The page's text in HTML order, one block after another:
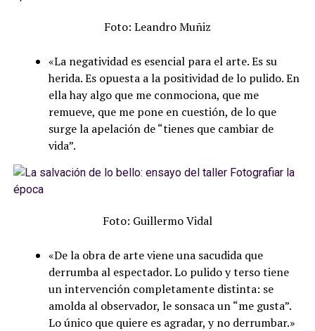
Foto: Leandro Muñiz
«La negatividad es esencial para el arte. Es su
herida. Es opuesta a la positividad de lo pulido. En
ella hay algo que me conmociona, que me
remueve, que me pone en cuestión, de lo que
surge la apelación de “tienes que cambiar de
vida”.
Foto: Guillermo Vidal
«De la obra de arte viene una sacudida que
derrumba al espectador. Lo pulido y terso tiene
un intervención completamente distinta: se
amolda al observador, le sonsaca un “me gusta”.
Lo único que quiere es agradar, y no derrumbar.»